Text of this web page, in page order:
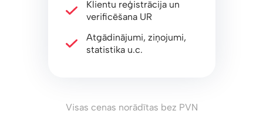
Klientu reģistrācija un
verificēšana UR
Atgādinājumi, ziņojumi,
statistika u.c.
Visas cenas norādītas bez PVN